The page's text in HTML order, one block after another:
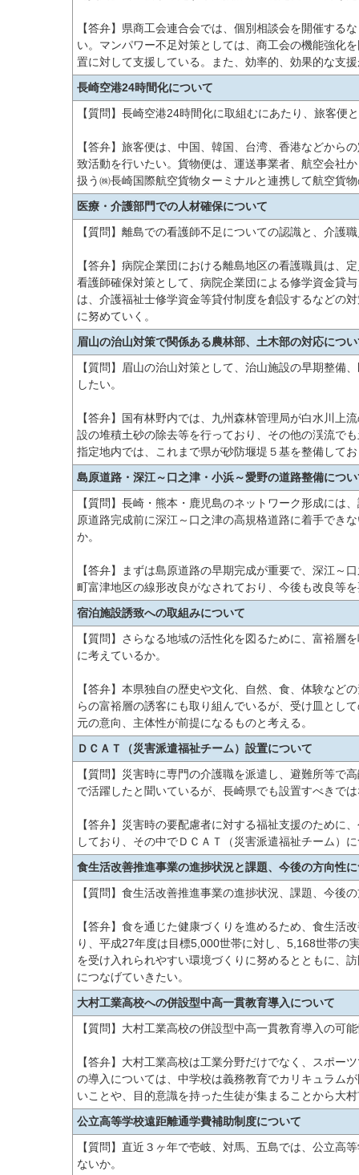
【答弁】県商工会連合会では、個別相談会を開催する
い。マンパワー不足対策としては、商工会の機能強化
置に対して支援している。また、効率的、効果的な支
長崎空港24時間化について
【質問】長崎空港24時間化に取組むにあたり、旅客便
【答弁】旅客便は、中国、韓国、台湾、香港などから
致活動を行いたい。貨物便は、運送事業者、航空会社
扱う㈱長崎国際航空貨物ターミナルと連携して航空貨
医療・介護部門での人材確保について
【質問】離島での看護師不足についての認識と、介護
【答弁】病院企業団における離島地区の看護職員は、
看護師確保対策として、病院企業団による修学資金貸
は、介護福祉士修学資金等貸付制度を創設するなどの
に努めていく。
眉山の治山対策で関係ある農林部、土木部の対応につ
【質問】眉山の治山対策として、治山施設の早期整備
したい。
【答弁】国有林野内では、九州森林管理局が白水川上
設の堆積土砂の除去等を行っており、その他の渓流で
指定地内では、これまで県が砂防堰堤５基を整備して
島原道路・深江～口之津・小浜～愛野の道路整備につ
【質問】長崎・熊本・鹿児島のネットワーク形成には
原道路完成前に深江～口之津の高規格道路に着手でき
か。
【答弁】まずは島原道路の早期完成が重要で、深江～
町富津地区の線形改良がなされており、今後も改良等
宿泊施設誘致への取組みについて
【質問】さらなる地域の活性化を図るために、富裕層
に考えているか。
【答弁】本県独自の歴史や文化、自然、食、体験など
らの富裕層の誘客にも取り組んでいるが、受け皿とし
元の意向、主体性が前提になるものと考える。
ＤＣＡＴ（災害派遣福祉チーム）設置について
【質問】災害時に専門の介護職を派遣し、避難所等で
で活躍したと聞いているが、長崎県でも設置すべきで
【答弁】災害時の要配慮者に対する福祉支援のために
しており、その中でＤＣＡＴ（災害派遣福祉チーム）
食生活改善推進事業の進捗状況と課題、今後の方向性
【質問】食生活改善推進事業の進捗状況、課題、今後
【答弁】食を通じた健康づくりを進めるため、食生活
り、平成27年度は目標5,000世帯に対し、5,168世帯の
を受け入れられやすい環境づくりに努めるとともに、
につなげていきたい。
大村工業高校への併設型中高一貫教育導入について
【質問】大村工業高校の併設型中高一貫教育導入の可
【答弁】大村工業高校は工業分野だけでなく、スポー
の導入については、中学校は義務教育でカリキュラム
いことや、目的意識を持った生徒が集まることから大
公立高等学校遠距離通学費補助制度について
【質問】直近３ヶ年で壱岐、対馬、五島では、公立高
ないか。